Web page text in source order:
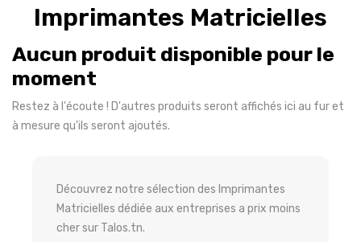
Imprimantes Matricielles
Aucun produit disponible pour le
moment
Restez à l'écoute ! D'autres produits seront affichés ici au fur et
à mesure qu'ils seront ajoutés.
Découvrez notre sélection des Imprimantes
Matricielles dédiée aux entreprises a prix moins
cher sur Talos.tn.